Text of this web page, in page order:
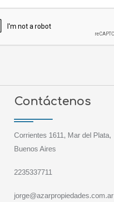
Contáctenos
Corrientes 1611, Mar del Plata,
Buenos Aires
2235337711
jorge@azarpropiedades.com.ar